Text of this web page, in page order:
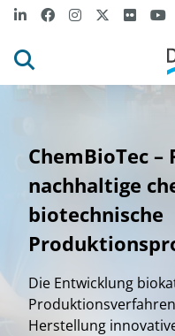
ChemBioTec
nachhaltige
biotechnische
Die Entwicklung
Herstellung